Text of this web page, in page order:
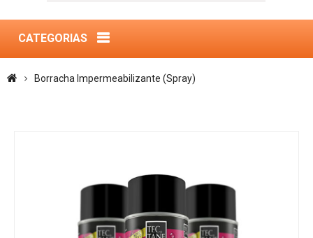
CATEGORIAS
Borracha Impermeabilizante (Spray)